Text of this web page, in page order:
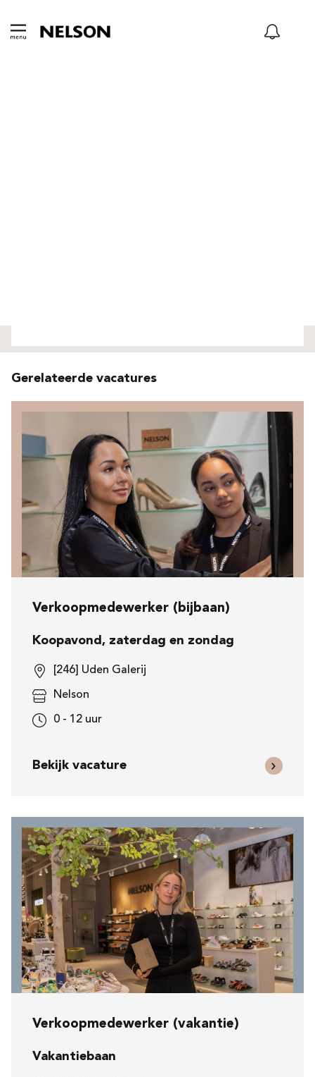
Gerelateerde vacatures
Verkoopmedewerker (bijbaan)
Koopavond, zaterdag en zondag
[246] Uden Galerij
Nelson
0 - 12 uur
Bekijk vacature
Verkoopmedewerker (vakantie)
Vakantiebaan